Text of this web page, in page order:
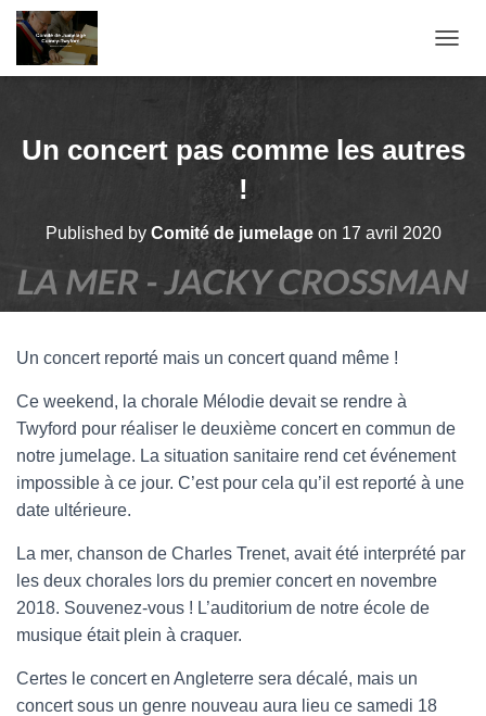
O
E
A
Un concert pas comme les autres
!
Published by Comité de jumelageon 17 avril 2020
Un concert reporté mais un concert quand même !
Ce weekend, la chorale Mélodie devait se rendre à
Twyford pour réaliser le deuxième concert en commun de
notre jumelage. La situation sanitaire rend cet événement
impossible à ce jour. C’est pour cela qu’il est reporté à une
date ultérieure.
La mer, chanson de Charles Trenet, avait été interprété par
les deux chorales lors du premier concert en novembre
2018. Souvenez-vous ! L’auditorium de notre école de
musique était plein à craquer.
Certes le concert en Angleterre sera décalé, mais un
concert sous un genre nouveau aura lieu ce samedi 18